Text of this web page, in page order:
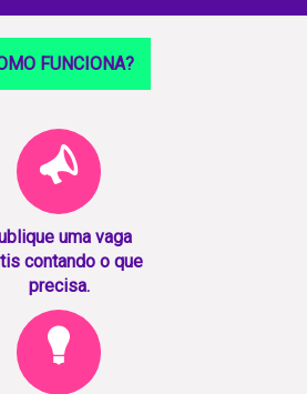
FUNCIONA?
uma vaga
contando o que
precisa.